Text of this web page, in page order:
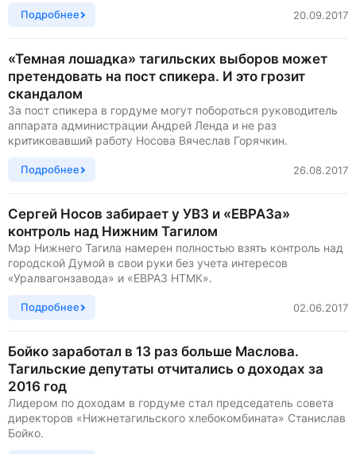
Подробнее 20.09.2017
«Темная лошадка» тагильских выборов может
претендовать на пост спикера. И это грозит
скандалом
За пост спикера в гордуме могут побороться руководитель
аппарата администрации Андрей Ленда и не раз
критиковавший работу Носова Вячеслав Горячкин.
Подробнее 26.08.2017
Сергей Носов забирает у УВЗ и «ЕВРАЗа»
контроль над Нижним Тагилом
Мэр Нижнего Тагила намерен полностью взять контроль над
городской Думой в свои руки без учета интересов
«Уралвагонзавода» и «ЕВРАЗ НТМК».
Подробнее 02.06.2017
Бойко заработал в 13 раз больше Маслова.
Тагильские депутаты отчитались о доходах за
2016 год
Лидером по доходам в гордуме стал председатель совета
директоров «Нижнетагильского хлебокомбината» Станислав
Бойко.